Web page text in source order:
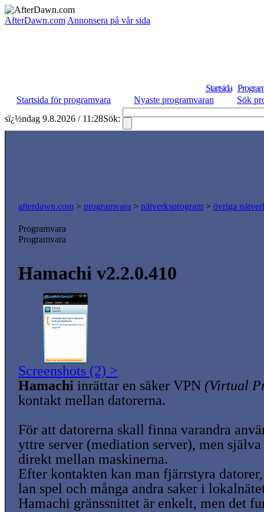
AfterDawn.com Annonsera på vår sida
Startsida
Startsida för programvara
Nyaste programvaran
Sök
sï¿½ndag 9.8.2026 / 11:28Sök:
afterdawn.com > programvara > nätverksprogram > övriga
Programvara
Programvara
Hamachi v2.2.0.410
Screenshots (2) >
Hamachi inrättar en säker VPN (Virtual
kontakt mellan datorerna.
För att datorerna skall finna varandra
yttre server (mediation server), men
direkt mellan maskinerna.
Efter kontakten kan man fjärrstyra
lan spel och många andra saker i
Hamachi gränssnittet är enkelt, men det